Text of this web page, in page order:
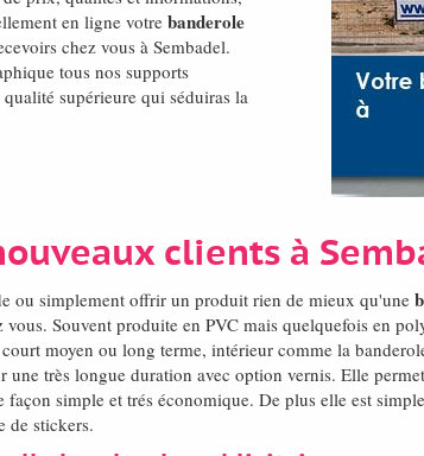
en ligne votre banderole
chez vous à Sembadel.
tous nos supports
supérieure qui séduiras la
clients à
ou simplement offrir un produit rien de mieux qu'une
Souvent produite en PVC mais quelquefois en
moyen ou long terme, intérieur comme la
très longue duration avec option vernis. Elle
simple et trés économique. De plus elle est
de stickers.